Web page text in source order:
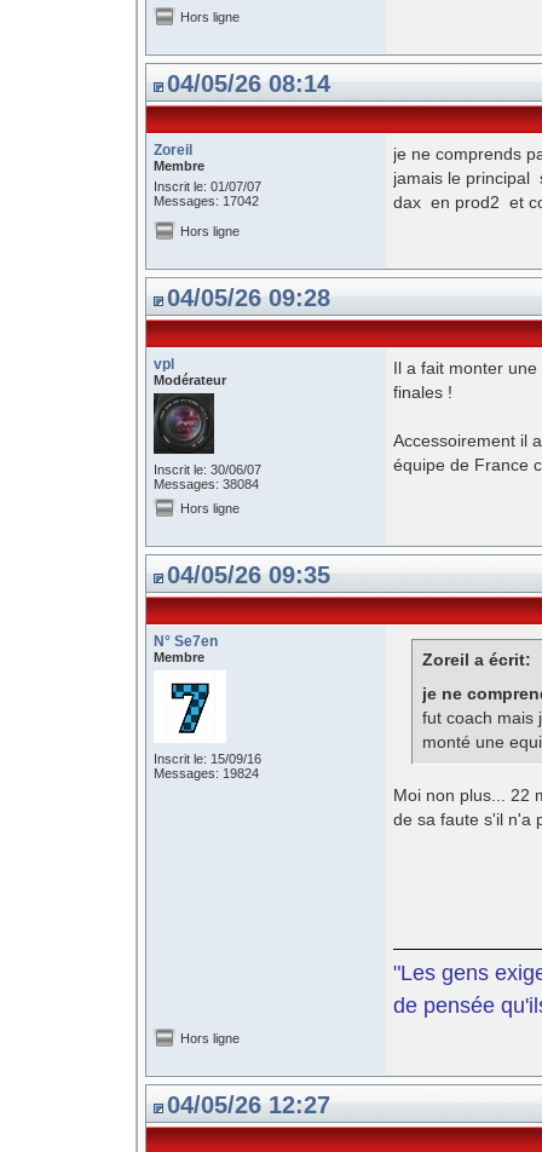
Hors ligne
04/05/26 08:14
Zoreil
Membre
Inscrit le: 01/07/07
Messages: 17042
je ne comprends
jamais le principal
dax en prod2 et
Hors ligne
04/05/26 09:28
vpl
Modérateur
Inscrit le: 30/06/07
Messages: 38084
Il a fait monter
finales !
Accessoirement il
équipe de France
Hors ligne
04/05/26 09:35
N° Se7en
Membre
Inscrit le: 15/09/16
Messages: 19824
Zoreil a écrit:
je ne
fut coach mais
monté une
Moi non plus... 22
de sa faute s'il n'a
"Les gens
de pensée
Hors ligne
04/05/26 12:27